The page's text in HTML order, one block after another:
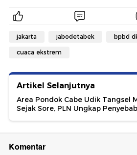
jakarta jabodetabek bpbd
cuaca ekstrem
Artikel Selanjutnya
Area Pondok Cabe Udik Tangsel
Sejak Sore, PLN Ungkap